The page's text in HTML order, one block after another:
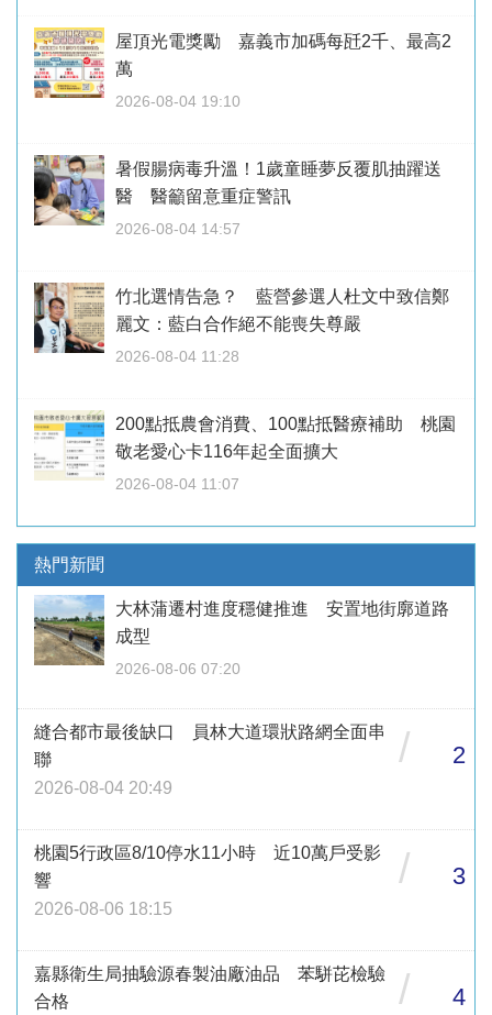
屋頂光電獎勵 嘉義市加碼每瓩2千、最高2
萬
2026-08-04 19:10
暑假腸病毒升溫！1歲童睡夢反覆肌抽躍送
醫 醫籲留意重症警訊
2026-08-04 14:57
竹北選情告急？ 藍營參選人杜文中致信鄭
麗文：藍白合作絕不能喪失尊嚴
2026-08-04 11:28
200點抵農會消費、100點抵醫療補助 桃園
敬老愛心卡116年起全面擴大
2026-08-04 11:07
熱門新聞
大林蒲遷村進度穩健推進 安置地街廓道路
成型
2026-08-06 07:20
縫合都市最後缺口 員林大道環狀路網全面串
聯
2026-08-04 20:49
/ 2
桃園5行政區8/10停水11小時 近10萬戶受影
響
2026-08-06 18:15
/ 3
嘉縣衛生局抽驗源春製油廠油品 苯駢芘檢驗
合格
/ 4